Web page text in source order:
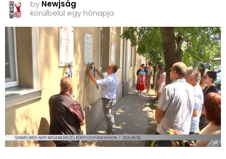
by Newjság
körülbelül egy hónapja